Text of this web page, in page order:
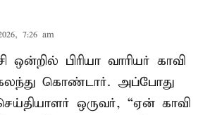
7:26 am
ஒன்றில் பிரியா வாரியர் காவி
கொண்டார். அப்போது
ஒருவர், “ஏன் காவி